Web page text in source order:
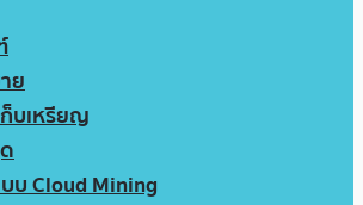
ย
ก็บเหรียญ
บ Cloud Mining